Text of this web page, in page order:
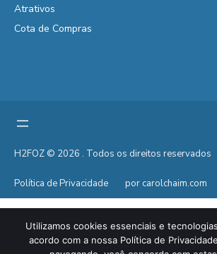
Atrativos
Cota de Compras
H2FOZ © 2026 . Todos os direitos reservados
Política de Privacidade por carolchaim.com
Utilizamos cookies essenciais e
acordo com a nossa Política de